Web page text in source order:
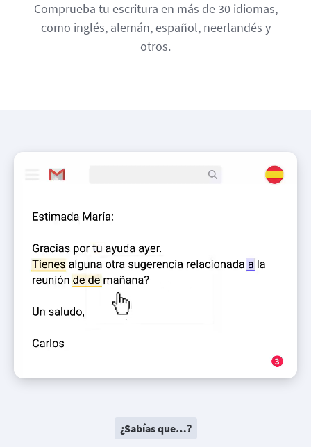
Comprueba tu escritura en más de 30 idiomas,
como inglés, alemán, español, neerlandés y
otros.
¿Sabías que…?